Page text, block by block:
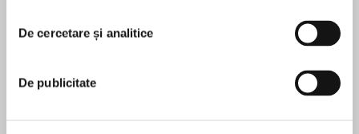
De cercetare și analitice
De publicitate
and heart-warming stories of the war have
failed to become iconic representations of
military intervention and success in the folklore
and popular culture of India, Bangladesh and
Ks Nair
K.S. Nair is the author oftwo books—Ganesha's
Flyboys: The Indian Air Force in the Congo, 1960–